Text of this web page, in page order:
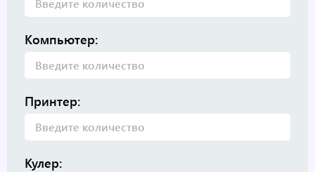
Компьютер:
Принтер:
Кулер: